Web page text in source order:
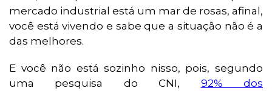
mercado industrial está um mar de rosas, afinal,
você está vivendo e sabe que a situação não é a
das melhores.
E você não está sozinho nisso, pois, segundo
uma pesquisa do CNI, 92% dos